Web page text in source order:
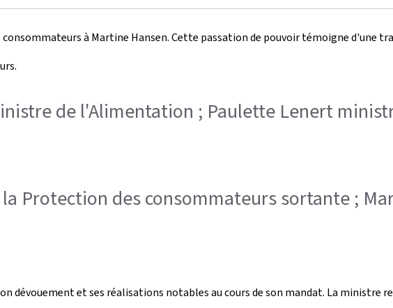
à Martine Hansen. Cette passation de pouvoir témoigne d'une
de l'Alimentation ; Paulette Lenert
Protection des consommateurs sortante ;
dévouement et ses réalisations notables au cours de son mandat. La ministre